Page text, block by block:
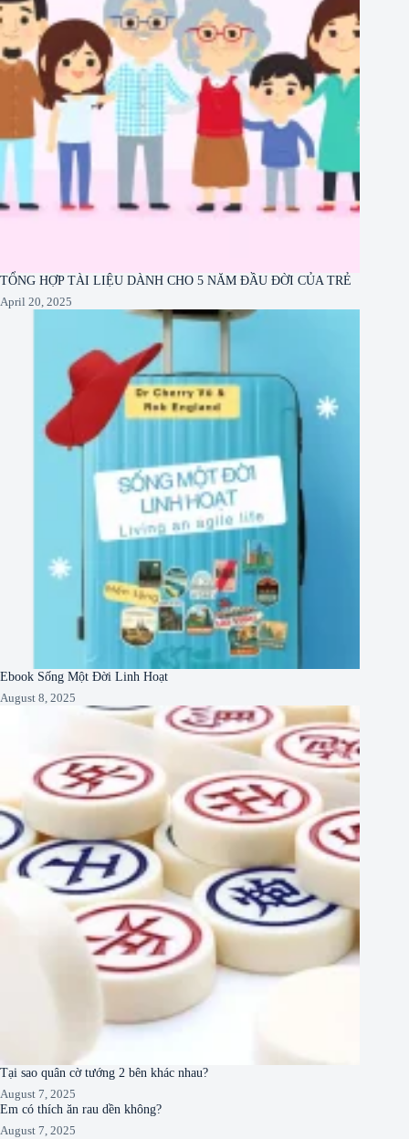
TỔNG HỢP TÀI LIỆU DÀNH CHO 5 NĂM ĐẦU ĐỜI CỦA TRẺ
April 20, 2025
Ebook Sống Một Đời Linh Hoạt
August 8, 2025
Tại sao quân cờ tướng 2 bên khác nhau?
August 7, 2025
Em có thích ăn rau dền không?
August 7, 2025